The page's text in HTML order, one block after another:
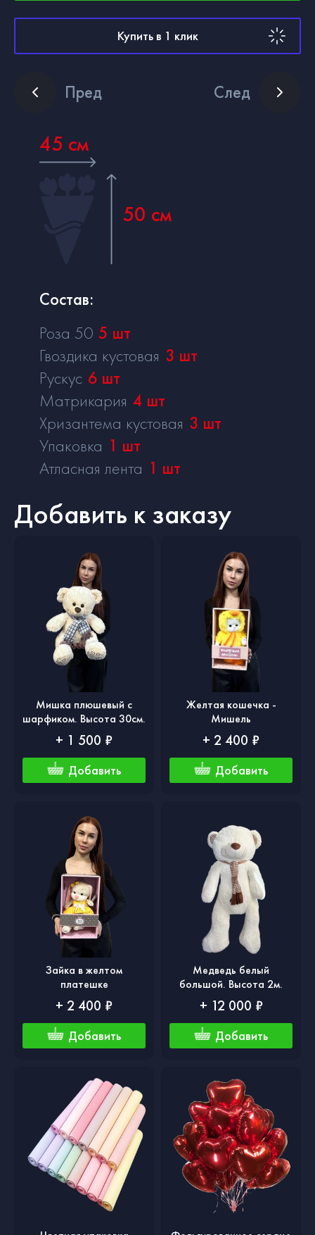
Купить в 1 клик
Пред След
45 см
50 см
Состав:
Роза 50 5 шт
Гвоздика кустовая 3 шт
Рускус 6 шт
Матрикария 4 шт
Хризантема кустовая 3 шт
Упаковка 1 шт
Атласная лента 1 шт
Добавить к заказу
Мишка плюшевый с
шарфиком. Высота 30см.
+ 1 500 ₽
Добавить
Желтая кошечка -
Мишель
+ 2 400 ₽
Добавить
Зайка в желтом
платешке
+ 2 400 ₽
Добавить
Медведь белый
большой. Высота 2м.
+ 12 000 ₽
Добавить